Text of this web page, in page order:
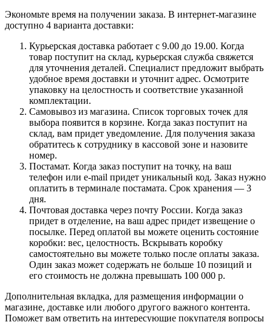
Экономьте время на получении заказа. В интернет-магазине
доступно 4 варианта доставки:
Курьерская доставка работает с 9.00 до 19.00. Когда
товар поступит на склад, курьерская служба свяжется
для уточнения деталей. Специалист предложит выбрать
удобное время доставки и уточнит адрес. Осмотрите
упаковку на целостность и соответствие указанной
комплектации.
Самовывоз из магазина. Список торговых точек для
выбора появится в корзине. Когда заказ поступит на
склад, вам придет уведомление. Для получения заказа
обратитесь к сотруднику в кассовой зоне и назовите
номер.
Постамат. Когда заказ поступит на точку, на ваш
телефон или e-mail придет уникальный код. Заказ нужно
оплатить в терминале постамата. Срок хранения — 3
дня.
Почтовая доставка через почту России. Когда заказ
придет в отделение, на ваш адрес придет извещение о
посылке. Перед оплатой вы можете оценить состояние
коробки: вес, целостность. Вскрывать коробку
самостоятельно вы можете только после оплаты заказа.
Один заказ может содержать не больше 10 позиций и
его стоимость не должна превышать 100 000 р.
Дополнительная вкладка, для размещения информации о
магазине, доставке или любого другого важного контента.
Поможет вам ответить на интересующие покупателя вопросы